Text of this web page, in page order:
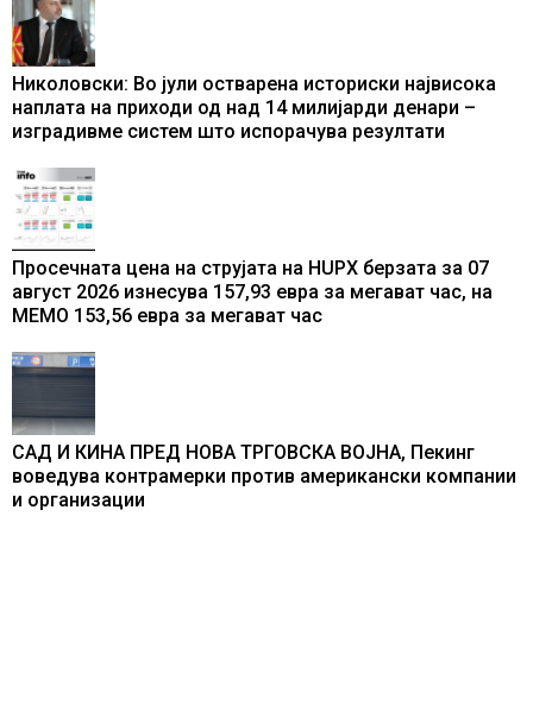
Николовски: Во јули остварена историски највисока
наплата на приходи од над 14 милијарди денари –
изградивме систем што испорачува резултати
Просечната цена на струјата на HUPX берзата за 07
август 2026 изнесува 157,93 евра за мегават час, на
МЕМО 153,56 евра за мегават час
САД И КИНА ПРЕД НОВА ТРГОВСКА ВОЈНА, Пекинг
воведува контрамерки против американски компании
и организации